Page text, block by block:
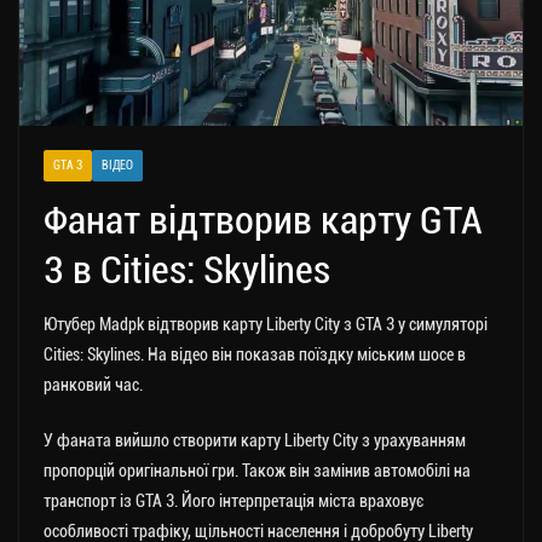
GTA 3 ВІДЕО
Фанат відтворив карту GTA
3 в Cities: Skylines
Ютубер Madpk відтворив карту Liberty City з GTA 3 у симуляторі
Cities: Skylines. На відео він показав поїздку міським шосе в
ранковий час.
У фаната вийшло створити карту Liberty City з урахуванням
пропорцій оригінальної гри. Також він замінив автомобілі на
транспорт із GTA 3. Його інтерпретація міста враховує
особливості трафіку, щільності населення і добробуту Liberty